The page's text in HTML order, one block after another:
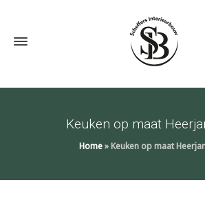
Keuken op maat
Home»Keuken op maat